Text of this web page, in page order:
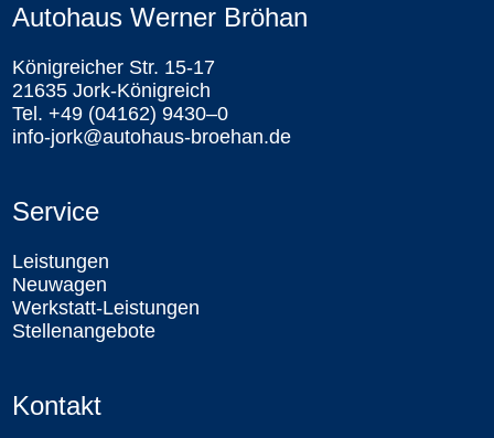
Autohaus Werner Bröhan
Königreicher Str. 15-17
21635 Jork-Königreich
Tel. +49 (04162) 9430–0
info-jork@autohaus-broehan.de
Service
Leistungen
Neuwagen
Werkstatt-Leistungen
Stellenangebote
Kontakt